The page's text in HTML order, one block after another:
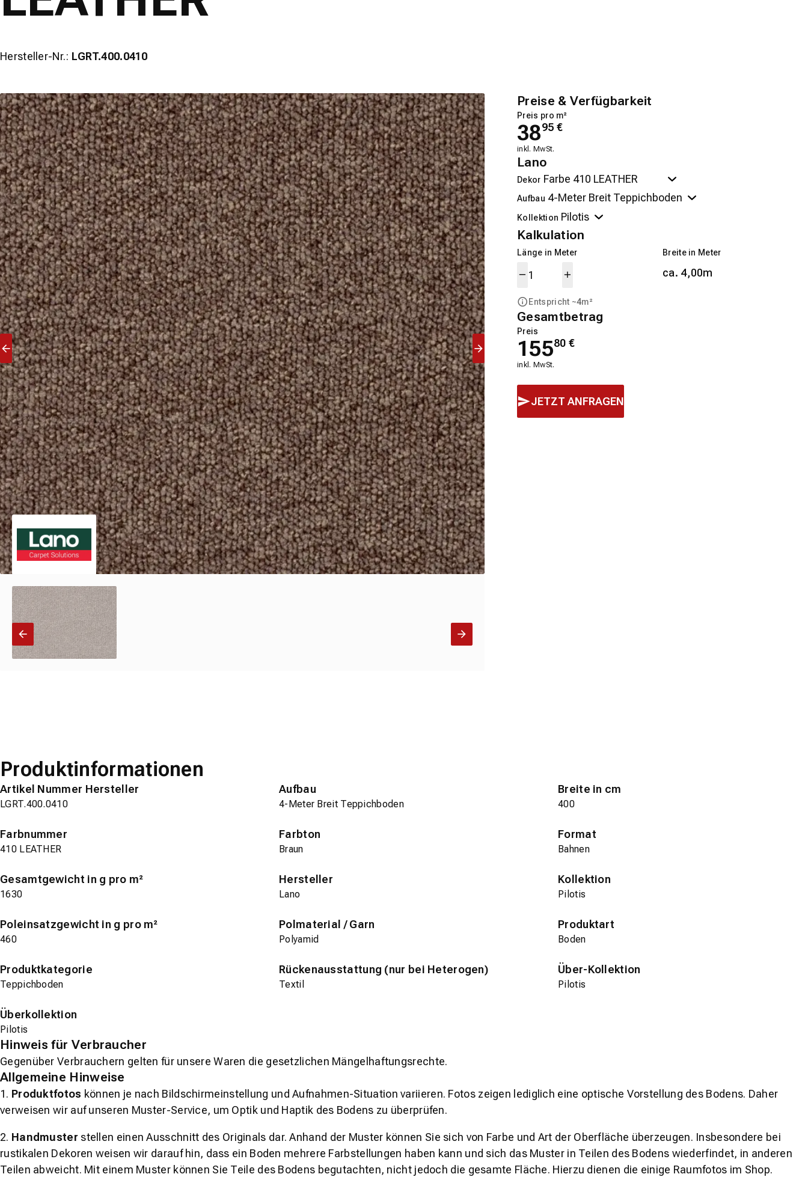
Hersteller-Nr.: LGRT.400.0410
Preise & Verfügbarkeit
Preis pro m²
3895 €
inkl. MwSt.
Lano
Dekor
Aufbau
Kollektion
Kalkulation
Länge in Meter
Entspricht ~4m²
Breite in Meter
ca. 4,00m
Gesamtbetrag
Preis
15580 €
inkl. MwSt.
JETZT ANFRAGEN
Produktinformationen
Artikel Nummer Hersteller
LGRT.400.0410
Aufbau
4-Meter Breit Teppichboden
Breite in cm
400
Farbnummer
410 LEATHER
Farbton
Braun
Format
Bahnen
Gesamtgewicht in g pro m²
1630
Hersteller
Lano
Kollektion
Pilotis
Poleinsatzgewicht in g pro m²
460
Polmaterial / Garn
Polyamid
Produktart
Boden
Produktkategorie
Teppichboden
Rückenausstattung (nur bei Heterogen)
Textil
Über-Kollektion
Pilotis
Überkollektion
Pilotis
Hinweis für Verbraucher
Gegenüber Verbrauchern gelten für unsere Waren die gesetzlichen Mängelhaftungsrechte.
Allgemeine Hinweise
1. Produktfotos können je nach Bildschirmeinstellung und Aufnahmen-Situation variieren. Fotos zeigen lediglich eine optische Vorstellung des Bodens. Daher
verweisen wir auf unseren Muster-Service, um Optik und Haptik des Bodens zu überprüfen.
2. Handmuster stellen einen Ausschnitt des Originals dar. Anhand der Muster können Sie sich von Farbe und Art der Oberfläche überzeugen. Insbesondere bei
rustikalen Dekoren weisen wir darauf hin, dass ein Boden mehrere Farbstellungen haben kann und sich das Muster in Teilen des Bodens wiederfindet, in anderen
Teilen abweicht. Mit einem Muster können Sie Teile des Bodens begutachten, nicht jedoch die gesamte Fläche. Hierzu dienen die einige Raumfotos im Shop.